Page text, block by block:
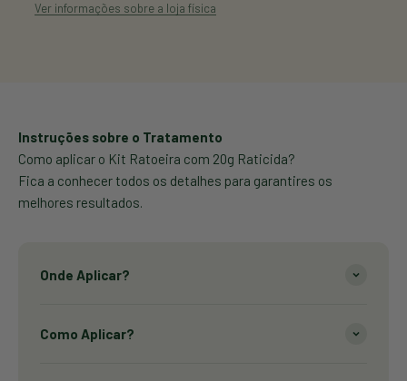
Ver informações sobre a loja física
Instruções sobre o Tratamento
Como aplicar o Kit Ratoeira com 20g Raticida?
Fica a conhecer todos os detalhes para garantires os
melhores resultados.
Onde Aplicar?
Como Aplicar?